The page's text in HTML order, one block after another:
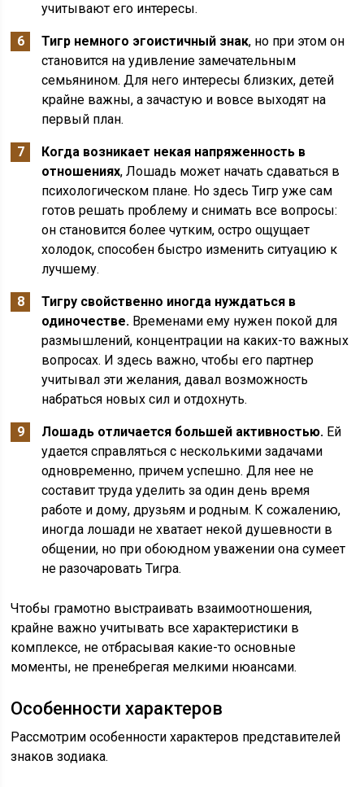
учитывают его интересы.
Тигр немного эгоистичный знак, но при этом он
становится на удивление замечательным
семьянином. Для него интересы близких, детей
крайне важны, а зачастую и вовсе выходят на
первый план.
Когда возникает некая напряженность в
отношениях, Лошадь может начать сдаваться в
психологическом плане. Но здесь Тигр уже сам
готов решать проблему и снимать все вопросы:
он становится более чутким, остро ощущает
холодок, способен быстро изменить ситуацию к
лучшему.
Тигру свойственно иногда нуждаться в
одиночестве. Временами ему нужен покой для
размышлений, концентрации на каких-то важных
вопросах. И здесь важно, чтобы его партнер
учитывал эти желания, давал возможность
набраться новых сил и отдохнуть.
Лошадь отличается большей активностью. Ей
удается справляться с несколькими задачами
одновременно, причем успешно. Для нее не
составит труда уделить за один день время
работе и дому, друзьям и родным. К сожалению,
иногда лошади не хватает некой душевности в
общении, но при обоюдном уважении она сумеет
не разочаровать Тигра.
Чтобы грамотно выстраивать взаимоотношения,
крайне важно учитывать все характеристики в
комплексе, не отбрасывая какие-то основные
моменты, не пренебрегая мелкими нюансами.
Особенности характеров
Рассмотрим особенности характеров представителей
знаков зодиака.